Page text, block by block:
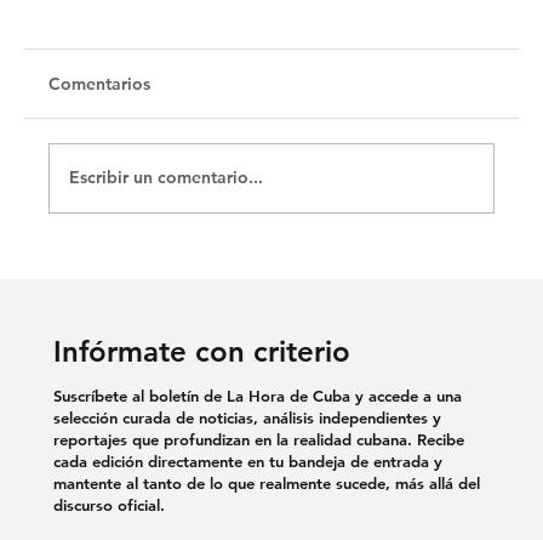
Untitled
Comentarios
Escribir un comentario...
Infórmate con criterio
Suscríbete al boletín de La Hora de Cuba y accede a una
selección curada de noticias, análisis independientes y
reportajes que profundizan en la realidad cubana. Recibe
cada edición directamente en tu bandeja de entrada y
mantente al tanto de lo que realmente sucede, más allá del
discurso oficial.